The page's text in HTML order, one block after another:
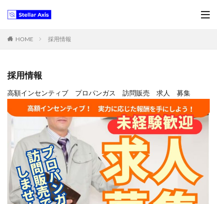
HOME 採用情報
採用情報
高額インセンティブ プロパンガス 訪問販売 求人 募集